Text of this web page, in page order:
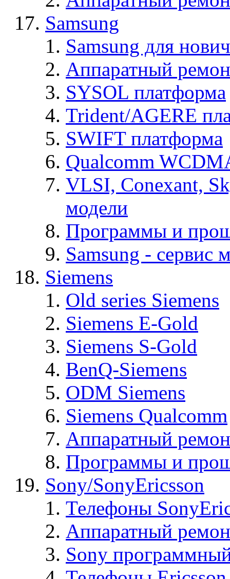
Samsung
Samsung для
Аппаратный
SYSOL платформа
Trident/AGERE
SWIFT платформа
Qualcomm
VLSI, Conexant,
модели
Программы и
Samsung - cервис
Siemens
Old series Siemens
Siemens E-Gold
Siemens S-Gold
BenQ-Siemens
ODM Siemens
Siemens Qualcomm
Аппаратный
Программы и
Sony/SonyEricsson
Телефоны
Аппаратный
Sony